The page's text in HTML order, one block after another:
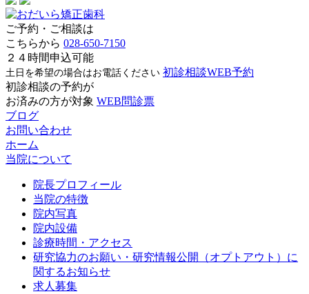
ご予約・ご相談は
こちらから 028-650-7150
２４時間申込可能
土日を希望の場合はお電話ください 初診相談WEB予約
初診相談の予約が
お済みの方が対象 WEB問診票
ブログ
お問い合わせ
ホーム
当院について
院長プロフィール
当院の特徴
院内写真
院内設備
診療時間・アクセス
研究協力のお願い・研究情報公開（オプトアウト）に
関するお知らせ
求人募集